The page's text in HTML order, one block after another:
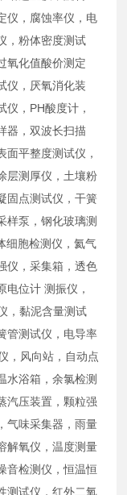
仪，腐蚀率仪，电
，粉体密度测试
氧化值酸价测定
仪，厌氧消化装
，PH酸度计，
器，双波长扫描
平整度测试仪，
层测厚仪，土壤粉
固点测试仪，干簧
样泵，钢化玻璃测
细胞检测仪，氦气
仪，采集箱，透色
电位计 测振仪，
，黏泥含量测试
管测试仪，电导率
，风向站，自动点
水浴箱，余氯检测
汽压装置，颗粒强
气味采集器，雨量
解氧仪，温度测量
音检测仪，恒温恒
测试仪，红外二氧